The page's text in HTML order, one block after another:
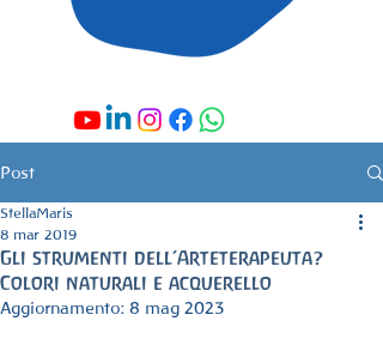
Post
Gli strumenti dell’Arteterapeuta?
Colori naturali e acquerello
StellaMaris
8 mar 2019
Aggiornamento: 8 mag 2023